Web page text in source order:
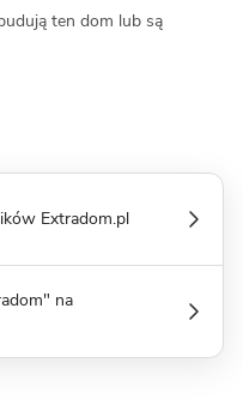
ten dom lub są
Extradom.pl
na